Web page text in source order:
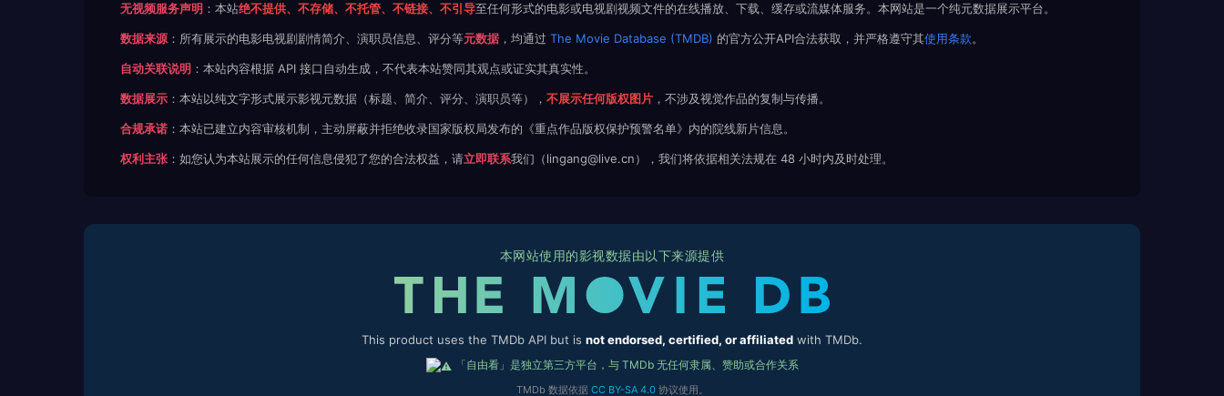
无视频服务声明 ：本站绝不提供、不存储、不托管、不链接、不引导至任何形式的电影或电视剧视频文件的在线播放、下载、缓存或流媒体服务。本网站是一个纯元数据展示平台。
数据来源：所有展示的电影电视剧剧情简介、演职员信息、评分等元数据 ，均通过 The Movie Database (TMDB) 的官方公开API合法获取，并严格遵守其使用条款。
自动关联说明 ：本站内容根据 API 接口自动生成，不代表本站赞同其观点或证实其真实性。
数据展示 ：本站以纯文字形式展示影视元数据（标题、简介、评分、演职员等）， 不展示任何版权图片 ，不涉及视觉作品的复制与传播。
合规承诺 ：本站已建立内容审核机制，主动屏蔽并拒绝收录国家版权局发布的《重点作品版权保护预警名单》内的院线新片信息。
权利主张：如您认为本站展示的任何信息侵犯了您的合法权益，请立即联系我们（lingang@live.cn），我们将依据相关法规在 48 小时内及时处理。
本网站使用的影视数据由以下来源提供
This product uses the TMDb API but is not endorsed, certified, or affiliated with TMDb.
「自由看」是独立第三方平台，与 TMDb 无任何隶属、赞助或合作关系
TMDb 数据依据 CC BY-SA 4.0协议使用。